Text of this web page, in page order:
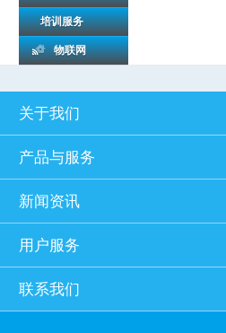
培训服务
物联网
关于我们
产品与服务
新闻资讯
用户服务
联系我们